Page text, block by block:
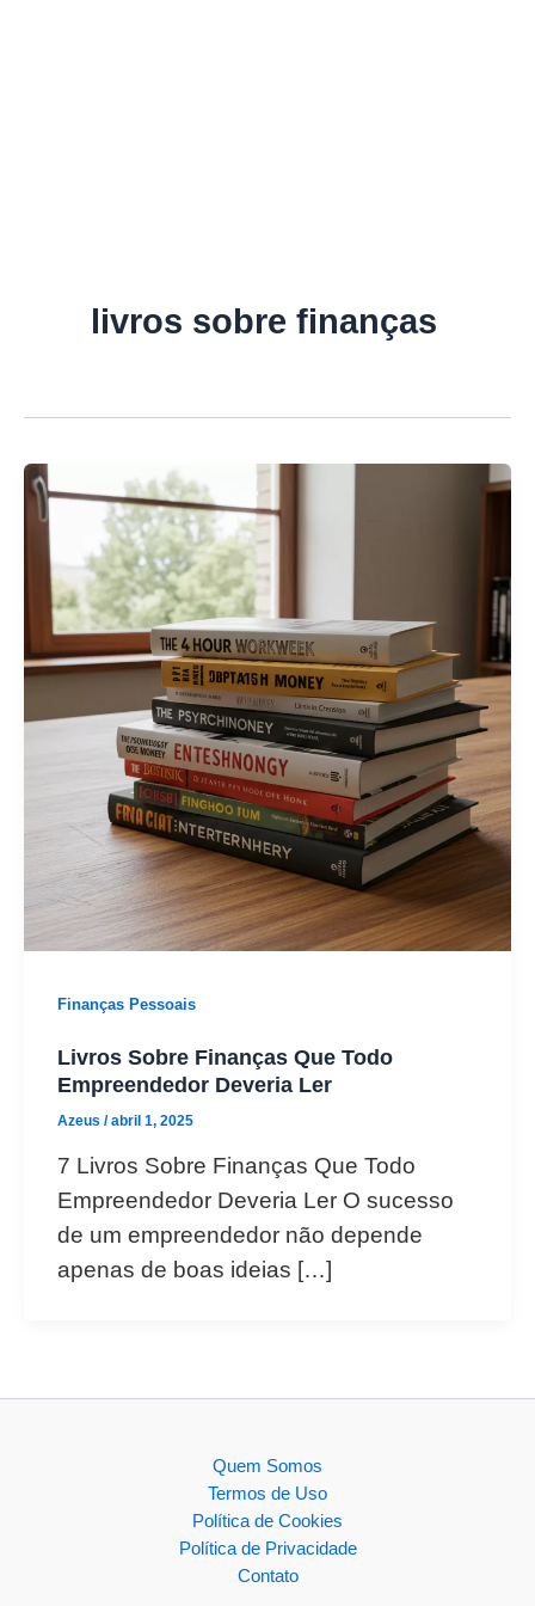
livros sobre finanças
Finanças Pessoais
Livros Sobre Finanças Que Todo
Empreendedor Deveria Ler
Azeus /abril 1, 2025
7 Livros Sobre Finanças Que Todo
Empreendedor Deveria Ler O sucesso
de um empreendedor não depende
apenas de boas ideias […]
Quem Somos
Termos de Uso
Política de Cookies
Política de Privacidade
Contato